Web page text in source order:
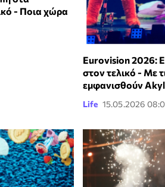
- Ποια χώρα
Eurovision 2026:
στον τελικό - Με
εμφανισθούν
Life 15.05.2026